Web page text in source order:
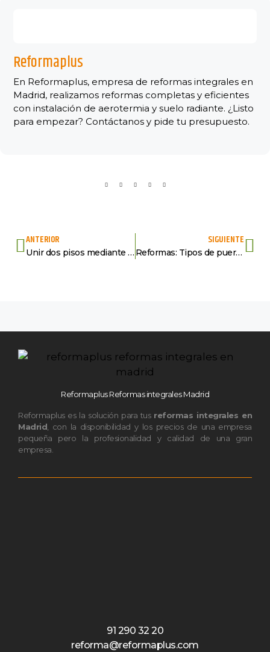
Reformaplus
En Reformaplus, empresa de reformas integrales en
Madrid, realizamos reformas completas y eficientes
con instalación de aerotermia y suelo radiante. ¿Listo
para empezar? Contáctanos y pide tu presupuesto.
ANTERIOR
Unir dos pisos mediante una escalera
SIGUIENTE
Reformas: Tipos de puerta corredera.
Reformaplus Reformas integrales Madrid
Reformaplus es la solución para tus reformas integrales en
Madrid , con la disponibilidad y los precios de una empresa
pequeña pero la profesionalidad y calidad de una gran
empresa.
91 290 32 20
reforma@reformaplus.com